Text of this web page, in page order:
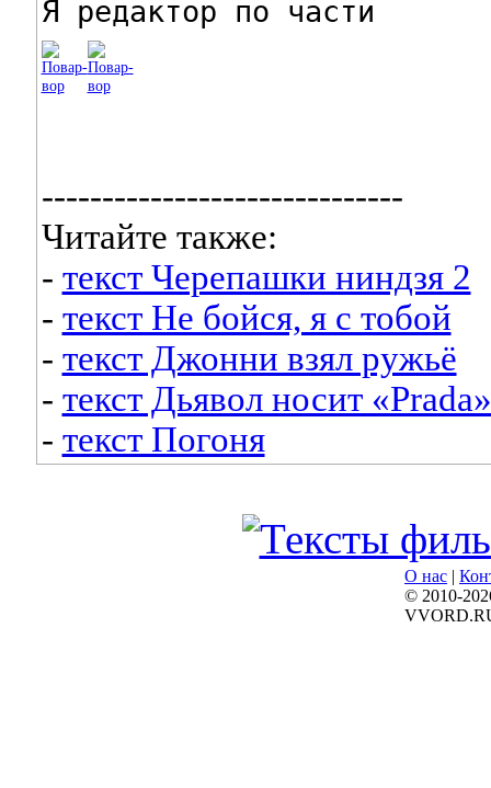
Я редактор по части
------------------------------
Читайте также:
- текст Черепашки ниндзя 2
- текст Не бойся, я с тобой
- текст Джонни взял ружьё
- текст Дьявол носит «Prada»
- текст Погоня
О нас |
© 2010-